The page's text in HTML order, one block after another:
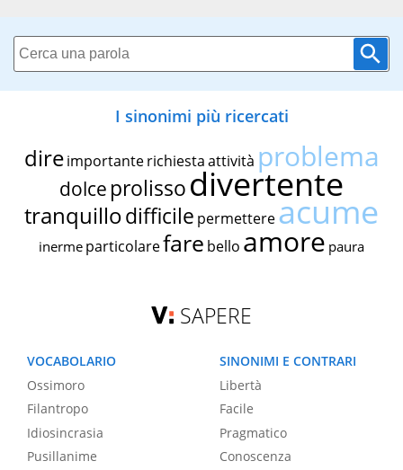
I sinonimi più ricercati
dire importante richiestaattività problema
dolce prolissodivertente
tranquillodifficile permettereacume
inerme particolarefare bello amore paura
SAPERE
VOCABOLARIO
Ossimoro
Filantropo
Idiosincrasia
Pusillanime
SINONIMI E CONTRARI
Libertà
Facile
Pragmatico
Conoscenza